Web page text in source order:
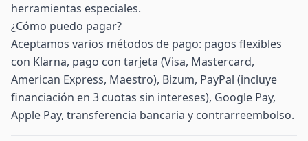
herramientas especiales.
¿Cómo puedo pagar?
Aceptamos varios métodos de pago: pagos flexibles
con Klarna, pago con tarjeta (Visa, Mastercard,
American Express, Maestro), Bizum, PayPal (incluye
financiación en 3 cuotas sin intereses), Google Pay,
Apple Pay, transferencia bancaria y contrarreembolso.